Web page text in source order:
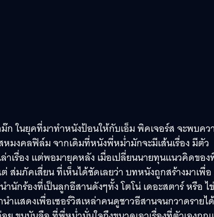
ก ในยุคที่มาทำหนังป้อนให้กับเอ็ม พิคเจอร์ส จะพบคว
มงคลฟิล์ม จากเดิมที่หนังพี่หม่ำมักจะมีเส้นเรื่อง มีตัว
าเรื่อง แต่พอมายุคหลัง เมื่อเปลี่ยนนายทุนแนวคิดขอ
ส่มภัคเสี่ยน ที่เห็นได้ชัดเลยว่า บทหนังถูกสร้างมาเพื่อ
นักร้องที่เป็นลูกอีสานดังๆทั้ง โตโน่ เดอะสตาร์ หรือ ไ
ำแสดงเพื่อเซอร์วิสเหล่าคนดูชาวอีสานจนกวาดรายได้